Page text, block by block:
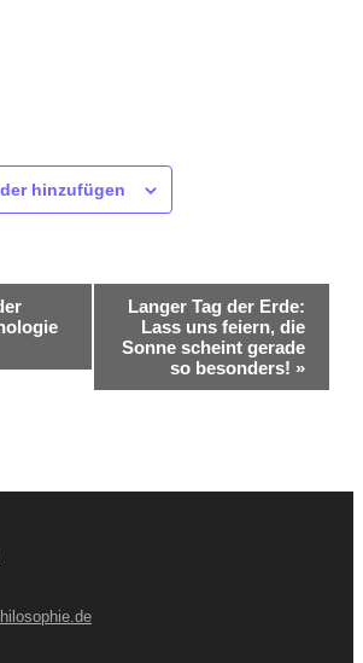
hinzufügen
Langer Tag der Erde:
Lass uns feiern, die
Sonne scheint gerade
so besonders! »